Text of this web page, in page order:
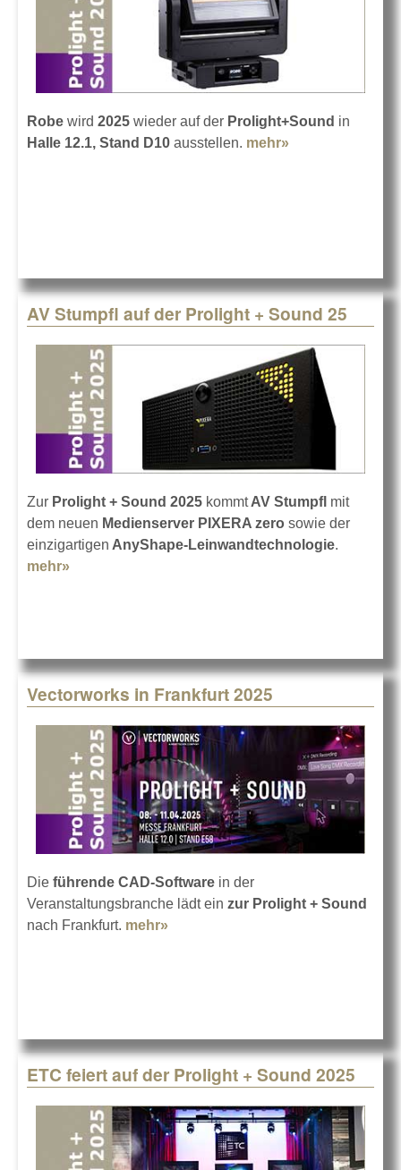
Robe wird 2025 wieder auf der Prolight+Sound in
Halle 12.1, Stand D10 ausstellen. mehr»
AV Stumpfl auf der Prolight + Sound 25
Zur Prolight + Sound 2025 kommtAV Stumpfl mit
dem neuen Medienserver PIXERA zero sowie der
einzigartigen AnyShape-Leinwandtechnologie.
mehr»
Vectorworks in Frankfurt 2025
Die führende CAD-Software in der
Veranstaltungsbranche lädt ein zur Prolight + Sound
nach Frankfurt. mehr»
ETC feiert auf der Prolight + Sound 2025